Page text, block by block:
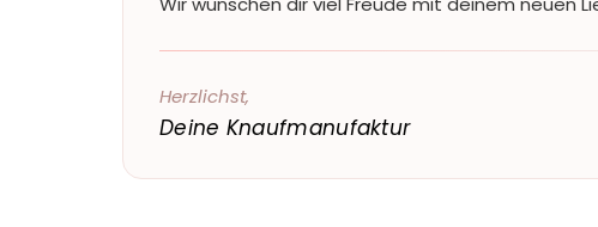
Herzlichst,
Deine Knaufmanufaktur